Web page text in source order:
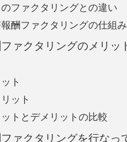
ファクタリングとの違い
酬ファクタリングの仕組み
ァクタリングのメリッ
ト
ット
ットとデメリットの比較
ァクタリングを行なっ